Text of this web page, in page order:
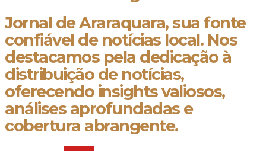
Jornal de Araraquara, sua fonte
confiável de notícias local. Nos
destacamos pela dedicação à
distribuição de notícias,
oferecendo insights valiosos,
análises aprofundadas e
cobertura abrangente.